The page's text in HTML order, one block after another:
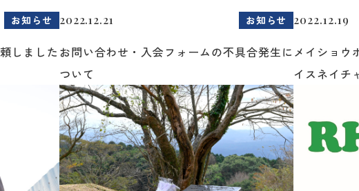
お知らせ
しました
2022.12.21 お知らせ
お問い合わせ・入会フォームの不具合発生に
ついて
2022.12.19
メイショウ
イスネイチ